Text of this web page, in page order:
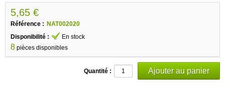
5,65 €
Référence : NAT002020
Disponibilité :
En stock
8 pièces disponibles
Quantité :